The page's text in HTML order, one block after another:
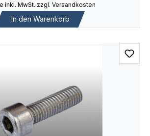
inkl. MwSt. zzgl. Versandkosten
In den Warenkorb